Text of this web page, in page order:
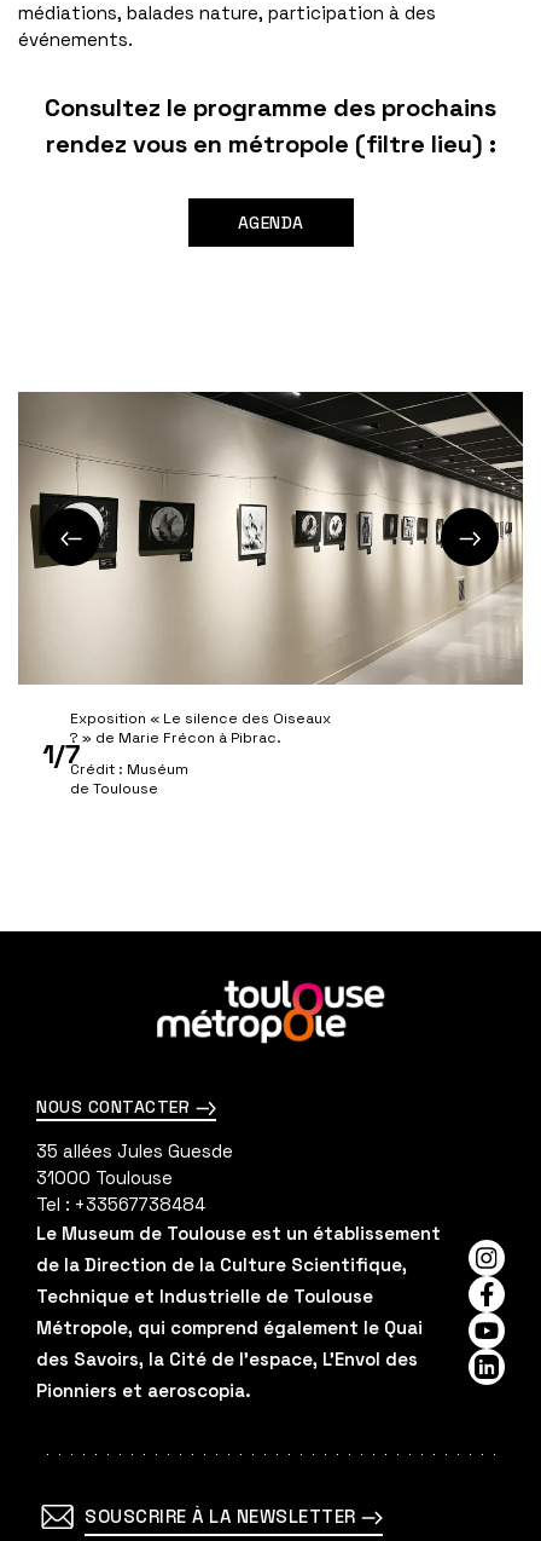
médiations, balades nature, participation à des
événements.
Consultez le programme des prochains
rendez vous en métropole (filtre lieu) :
AGENDA
1/7Crédit : Muséum
de Toulouse
Exposition « Le silence des Oiseaux
? » de Marie Frécon à Pibrac.
En
savoir
plus
NOUS CONTACTER
35 allées Jules Guesde
31000 Toulouse
Tel : +33567738484
Le Museum de Toulouse est un établissement
de la Direction de la Culture Scientifique,
Technique et Industrielle de Toulouse
Métropole, qui comprend également le Quai
des Savoirs, la Cité de l'espace, L'Envol des
Pionniers et aeroscopia.
SOUSCRIRE À LA NEWSLETTER